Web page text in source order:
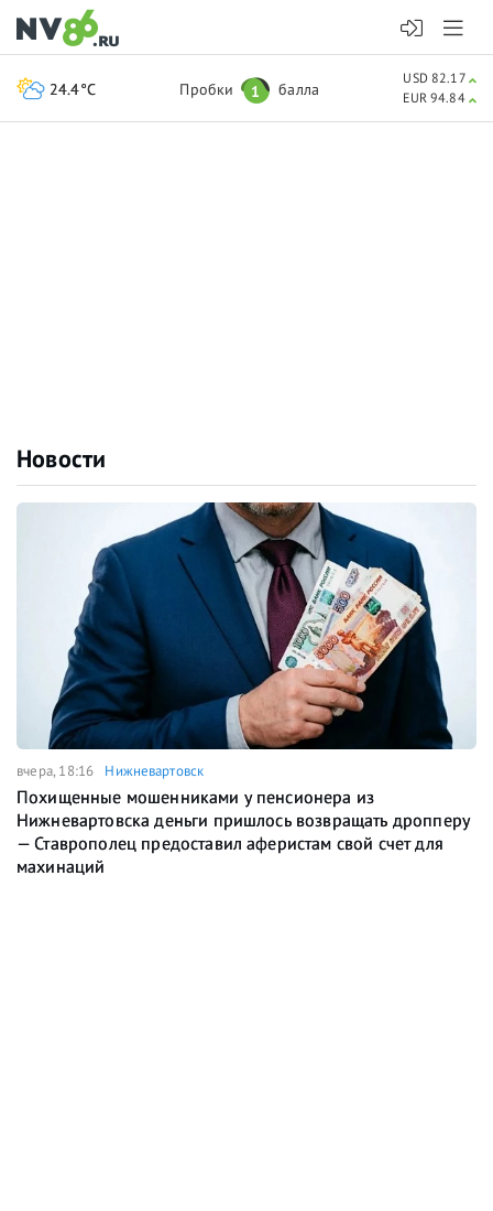
Новости
вчера, 18:16 Нижневартовск
Похищенные мошенниками у пенсионера из
Нижневартовска деньги пришлось возвращать дропперу
— Ставрополец предоставил аферистам свой счет для
махинаций
24.4°C Пробки 1 балла
USD 82.17
EUR 94.84